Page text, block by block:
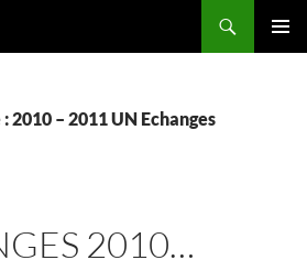
– 2011 UN Echanges
2010…